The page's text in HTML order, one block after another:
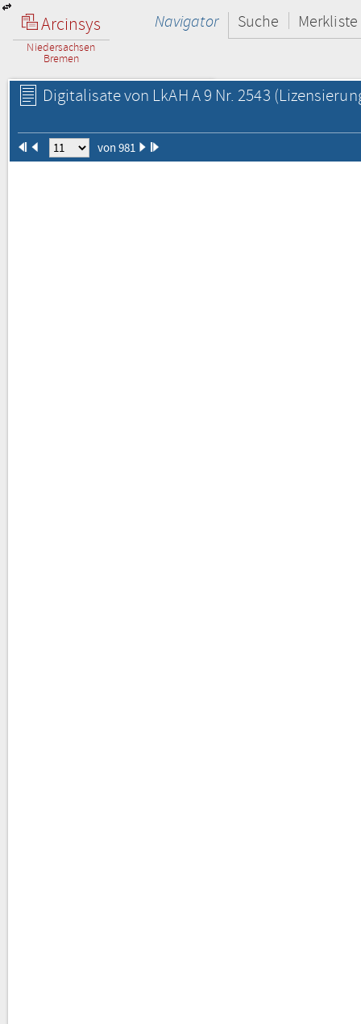
Arcinsys
Niedersachsen
Bremen
Navigator Suche Merkliste
Digitalisate von LkAH A 9 Nr. 2543
von 981